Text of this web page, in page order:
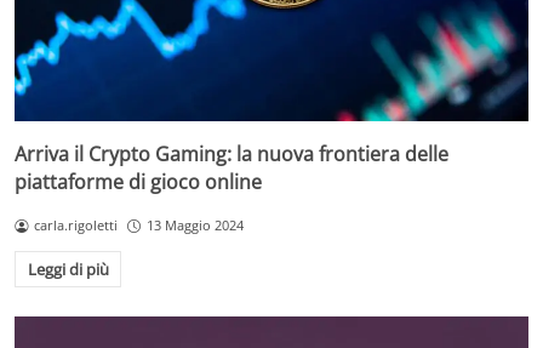
Arriva il Crypto Gaming: la nuova frontiera delle
piattaforme di gioco online
carla.rigoletti 13 Maggio 2024
Leggi di più